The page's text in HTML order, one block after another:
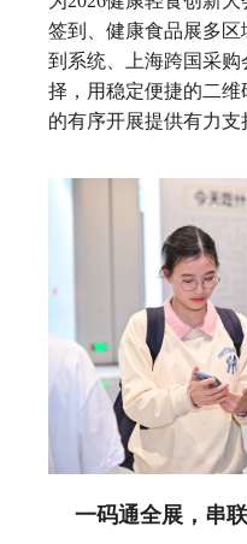
签到、健康食品展多
到系统、上海跨国采
择，用稳定便捷的二
的有序开展提供有力支
一码通全展，串